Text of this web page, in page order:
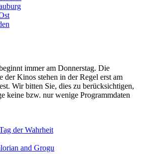
immer am Donnerstag. Die
der Kinos stehen in der Regel erst am
Wir bitten Sie, dies zu berücksichtigen,
keine bzw. nur wenige Programmdaten
der Wahrheit
and Grogu